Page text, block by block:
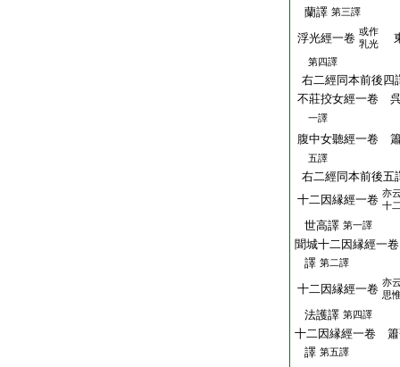
蘭譯 第三譯
浮光經一卷 或作
乳光
第四譯
右二經同本前後四
不莊挍女經一卷
一譯
腹中女聽經一卷
五譯
右二經同本前後五
十二因縁經一卷 亦
十
世高譯 第一譯
聞城十二因縁經一
譯 第二譯
十二因縁經一卷 亦
思
法護譯 第四譯
十二因縁經一卷 簫
譯 第五譯